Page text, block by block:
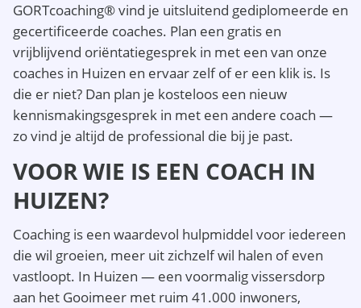
GORTcoaching® vind je uitsluitend gediplomeerde en
gecertificeerde coaches. Plan een gratis en
vrijblijvend oriëntatiegesprek in met een van onze
coaches in Huizen en ervaar zelf of er een klik is. Is
die er niet? Dan plan je kosteloos een nieuw
kennismakingsgesprek in met een andere coach —
zo vind je altijd de professional die bij je past.
VOOR WIE IS EEN COACH IN
HUIZEN?
Coaching is een waardevol hulpmiddel voor iedereen
die wil groeien, meer uit zichzelf wil halen of even
vastloopt. In Huizen — een voormalig vissersdorp
aan het Gooimeer met ruim 41.000 inwoners,